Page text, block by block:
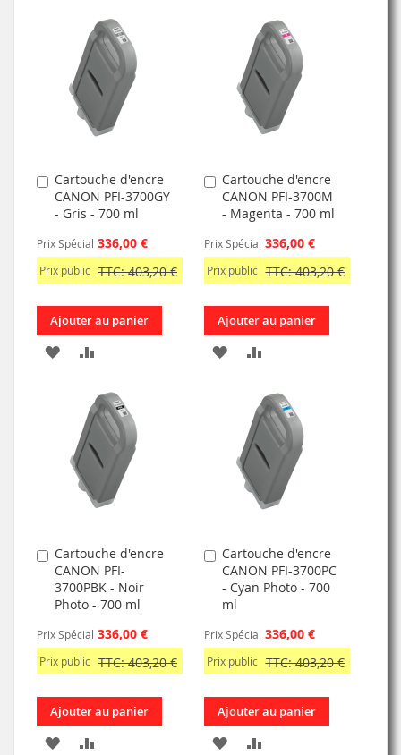
LISTE
D’ENVIE
COMPARATEUR
LISTE
D’ENVIE
COMPARATEUR
Cartouche d'encre
CANON PFI-3700GY
- Gris - 700 ml
Prix Spécial 336,00 €
Prix public TTC: 403,20 €
Ajouter
au
panier
Ajouter au panier
AJOUTER
LISTE
D’ENVIE
COMPARATEUR
Cartouche d'encre
CANON PFI-3700M
- Magenta - 700 ml
Prix Spécial 336,00 €
Prix public TTC: 403,20 €
Ajouter
au
panier
Ajouter au panier
AJOUTER
LISTE
D’ENVIE
COMPARATEUR
Cartouche d'encre
CANON PFI-
3700PBK - Noir
Photo - 700 ml
Prix Spécial 336,00 €
Prix public TTC: 403,20 €
Ajouter
au
panier
Ajouter au panier
AJOUTER
Cartouche d'encre
CANON PFI-3700PC
- Cyan Photo - 700
ml
Prix Spécial 336,00 €
Prix public TTC: 403,20 €
Ajouter
au
panier
Ajouter au panier
AJOUTER